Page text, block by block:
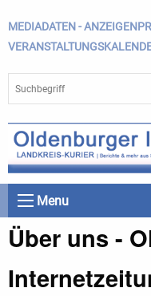
MEDIADATEN -
Menu
Über uns -